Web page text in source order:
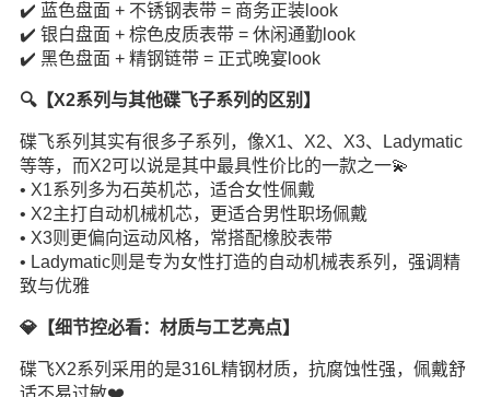
✔️ 蓝色盘面 + 不锈钢表带 = 商务正装look
✔️ 银白盘面 + 棕色皮质表带 = 休闲通勤look
✔️ 黑色盘面 + 精钢链带 = 正式晚宴look
🔍【X2系列与其他碟飞子系列的区别】
碟飞系列其实有很多子系列，像X1、X2、X3、Ladymatic
等等，而X2可以说是其中最具性价比的一款之一💫
• X1系列多为石英机芯，适合女性佩戴
• X2主打自动机械机芯，更适合男性职场佩戴
• X3则更偏向运动风格，常搭配橡胶表带
• Ladymatic则是专为女性打造的自动机械表系列，强调精
致与优雅
💎【细节控必看：材质与工艺亮点】
碟飞X2系列采用的是316L精钢材质，抗腐蚀性强，佩戴舒
适不易过敏❤️